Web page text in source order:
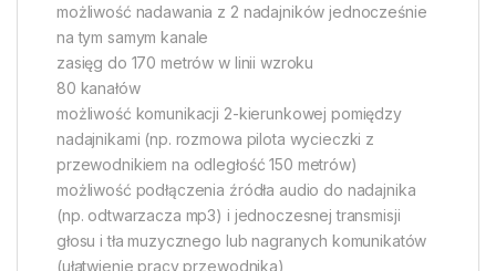
możliwość nadawania z 2 nadajników jednocześnie
na tym samym kanale
zasięg do 170 metrów w linii wzroku
80 kanałów
możliwość komunikacji 2-kierunkowej pomiędzy
nadajnikami (np. rozmowa pilota wycieczki z
przewodnikiem na odległość 150 metrów)
możliwość podłączenia źródła audio do nadajnika
(np. odtwarzacza mp3) i jednoczesnej transmisji
głosu i tła muzycznego lub nagranych komunikatów
(ułatwienie pracy przewodnika)